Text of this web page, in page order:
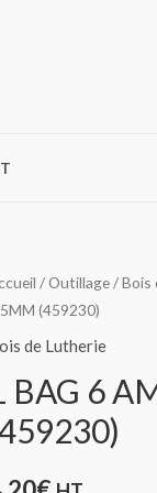
/Outillage/Bois
(459230)
de Lutherie
BAG 6